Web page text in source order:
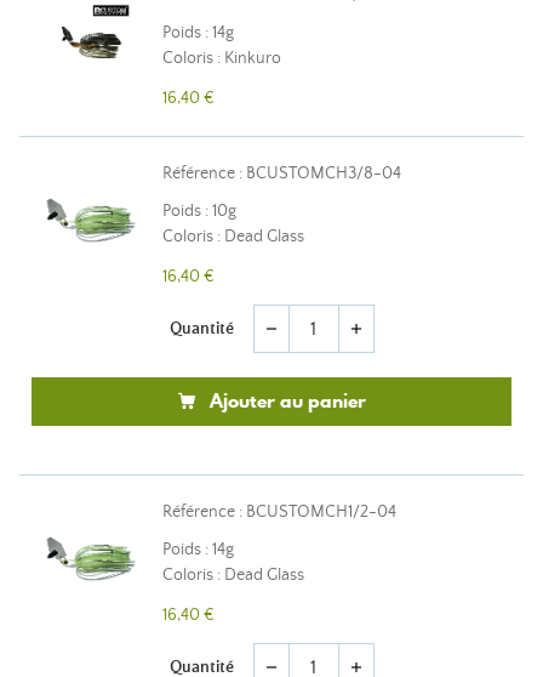
Poids : 14g
Coloris : Kinkuro
16,40 €
Référence : BCUSTOMCH3/8-04
Poids : 10g
Coloris : Dead Glass
16,40 €
Quantité remove add
Ajouter au panier
Référence : BCUSTOMCH1/2-04
Poids : 14g
Coloris : Dead Glass
16,40 €
Quantité remove add